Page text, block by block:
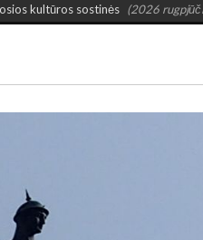
sostinės (2026 rugpjūčio 7)